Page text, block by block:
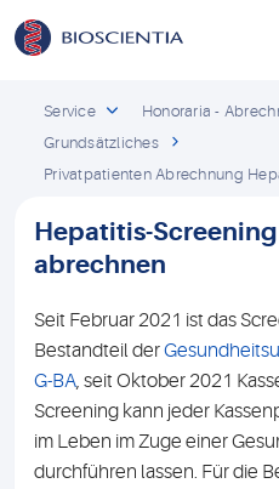
Service
Honoraria -
Grundsätzliches
Privatpatienten Abrechnung
Hepatitis-Screening
abrechnen
Seit Februar 2021 ist das
Bestandteil der
G-BA, seit Oktober 2021
Screening kann jeder
im Leben im Zuge einer
durchführen lassen. Für die